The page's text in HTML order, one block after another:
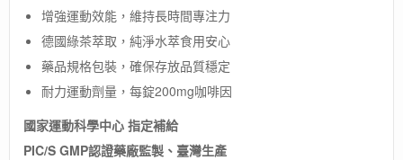
增強運動效能，維持長時間專注力
德國綠茶萃取，純淨水萃食用安心
藥品規格包裝，確保存放品質穩定
耐力運動劑量，每錠200mg咖啡因
國家運動科學中心 指定補給
PIC/S GMP認證藥廠監製、臺灣生產